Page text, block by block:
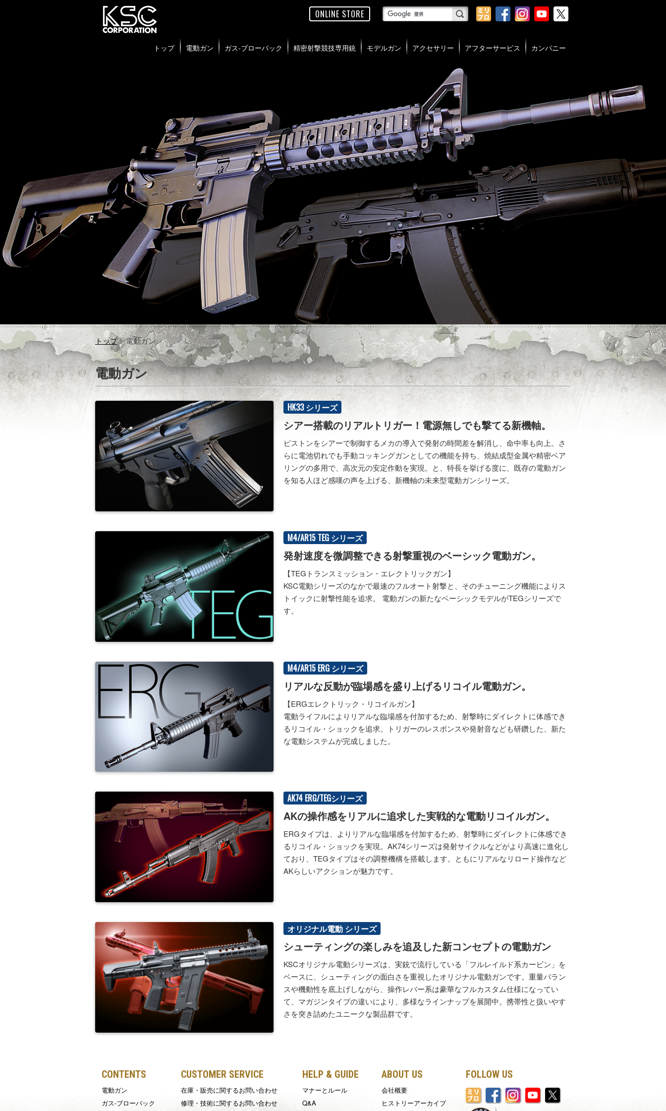
ONLINE STORE
トップ 電動ガン ガス-ブローバック 精密射撃競技専用銃 モデルガン アクセサリー アフターサービス カンパニー
トップ> 電動ガン
電動ガン
HK33 シリーズ
シアー搭載のリアルトリガー！電源無しでも撃てる新機軸。
ピストンをシアーで制御するメカの導入で発射の時間差を解消し、命中率も向上。さ
らに電池切れでも手動コッキングガンとしての機能を持ち、焼結成型金属や精密ベア
リングの多用で、高次元の安定作動を実現。と、特長を挙げる度に、既存の電動ガン
を知る人ほど感嘆の声を上げる、新機軸の未来型電動ガンシリーズ。
M4/AR15 TEG シリーズ
発射速度を微調整できる射撃重視のベーシック電動ガン。
【TEGトランスミッション・エレクトリックガン】
KSC電動シリーズのなかで最速のフルオート射撃と、そのチューニング機能によりス
トイックに射撃性能を追求。 電動ガンの新たなベーシックモデルがTEGシリーズで
す。
M4/AR15 ERG シリーズ
リアルな反動が臨場感を盛り上げるリコイル電動ガン。
【ERGエレクトリック・リコイルガン】
電動ライフルによりリアルな臨場感を付加するため、射撃時にダイレクトに体感でき
るリコイル・ショックを追求。トリガーのレスポンスや発射音なども研鑽した、新た
な電動システムが完成しました。
AK74 ERG/TEGシリーズ
AKの操作感をリアルに追求した実戦的な電動リコイルガン。
ERGタイプは、よりリアルな臨場感を付加するため、射撃時にダイレクトに体感でき
るリコイル・ショックを実現。AK74シリーズは発射サイクルなどがより高速に進化し
ており、TEGタイプはその調整機構を搭載します。ともにリアルなリロード操作など
AKらしいアクションが魅力です。
オリジナル電動 シリーズ
シューティングの楽しみを追及した新コンセプトの電動ガン
KSCオリジナル電動シリーズは、実銃で流行している「フルレイルド系カービン」を
ベースに、シューティングの面白さを重視したオリジナル電動ガンです。重量バラン
スや機動性を底上げしながら、操作レバー系は豪華なフルカスタム仕様になってい
て、マガジンタイプの違いにより、多様なラインナップを展開中。携帯性と扱いやす
さを突き詰めたユニークな製品群です。
CONTENTS
電動ガン
ガス-ブローバック
CUSTOMER SERVICE
在庫・販売に関するお問い合わせ
修理・技術に関するお問い合わせ
HELP & GUIDE
マナーとルール
Q&A
ABOUT US
会社概要
ヒストリーアーカイブ
FOLLOW US